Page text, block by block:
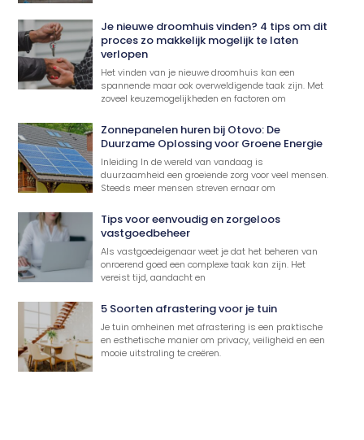
Je nieuwe droomhuis vinden? 4 tips om dit
proces zo makkelijk mogelijk te laten
verlopen
Het vinden van je nieuwe droomhuis kan een
spannende maar ook overweldigende taak zijn. Met
zoveel keuzemogelijkheden en factoren om
Zonnepanelen huren bij Otovo: De
Duurzame Oplossing voor Groene Energie
Inleiding In de wereld van vandaag is
duurzaamheid een groeiende zorg voor veel mensen.
Steeds meer mensen streven ernaar om
Tips voor eenvoudig en zorgeloos
vastgoedbeheer
Als vastgoedeigenaar weet je dat het beheren van
onroerend goed een complexe taak kan zijn. Het
vereist tijd, aandacht en
5 Soorten afrastering voor je tuin
Je tuin omheinen met afrastering is een praktische
en esthetische manier om privacy, veiligheid en een
mooie uitstraling te creëren.